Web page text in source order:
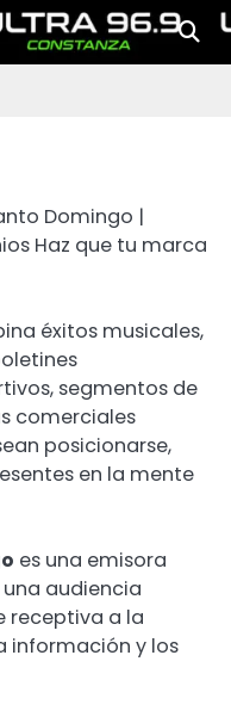
Domingo |
Haz que tu marca
éxitos musicales,
segmentos de
comerciales
posicionarse,
en la mente
es una emisora
audiencia
receptiva a la
información y los